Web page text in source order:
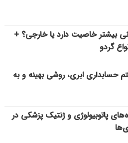
بیشتر خاصیت دارد یا خارجی؟ +
گردو
حسابداری ابری، روشی بهینه و به
پاتوبیولوژی و ژنتیک پزشکی در